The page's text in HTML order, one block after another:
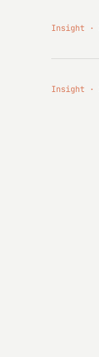
Insight
Insight